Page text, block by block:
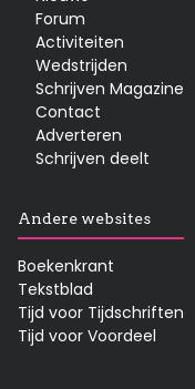
Forum
Activiteiten
Wedstrijden
Schrijven Magazine
Contact
Adverteren
Schrijven deelt
Andere websites
Boekenkrant
Tekstblad
Tijd voor Tijdschriften
Tijd voor Voordeel